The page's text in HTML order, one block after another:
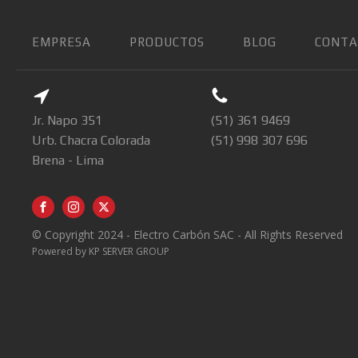
EMPRESA PRODUCTOS BLOG
Jr. Napo 351
Urb. Chacra Colorada
Brena - Lima
(51) 361 9469
(51) 998 307 696
© Copyright 2024 - Electro Carbón SAC - All Rights Reserved
Powered by KP SERVER GROUP